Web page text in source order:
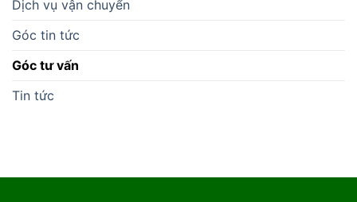
Dịch vụ vận chuyển
Góc tin tức
Góc tư vấn
Tin tức